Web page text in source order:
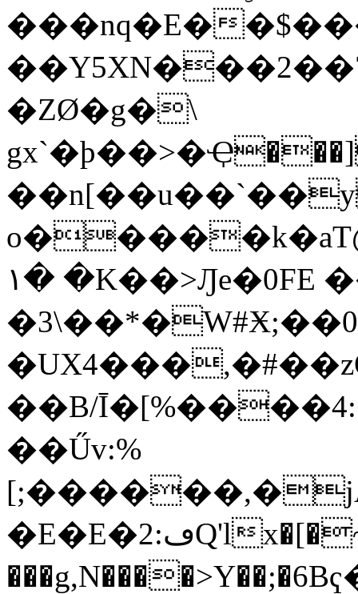
���nq�E�
�ZØ�g�\
١� �K��>Ԓe�0FE ��"��N��2
��B/
��Űv:%
�E�E�2:ڡQ'lx�[�~�m(�W���Hz��_��:0`